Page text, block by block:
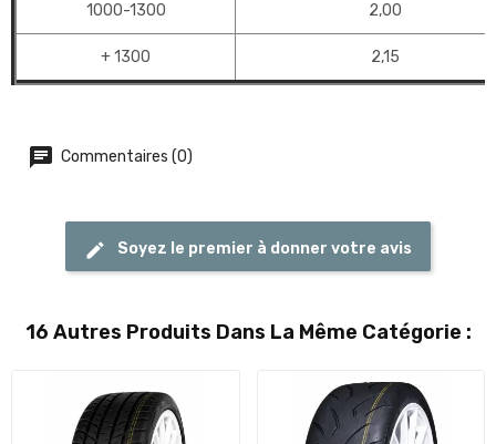
1000-1300 2,00
+ 1300 2,15
Commentaires (0)
Soyez le premier à donner votre avis
16 Autres Produits Dans La Même Catégorie :